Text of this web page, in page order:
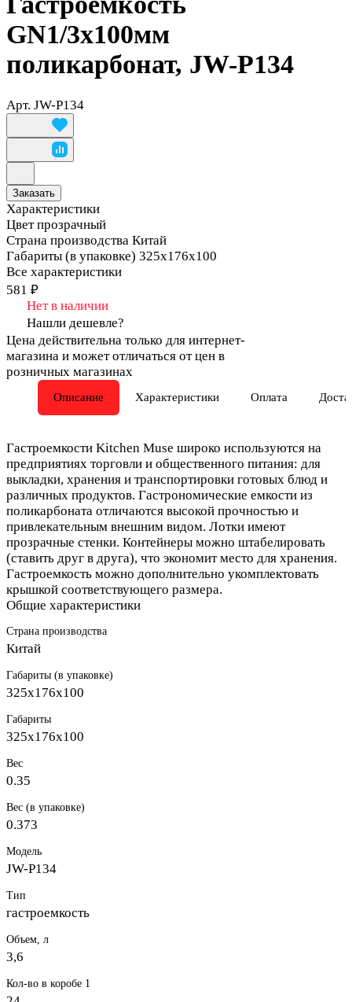
GN1/3х100мм
поликарбонат, JW-P134
Арт. JW-P134
Заказать
Характеристики
Цвет прозрачный
Страна производства Китай
Габариты (в упаковке) 325х176х100
Все характеристики
581 ₽
Нет в наличии
Нашли дешевле?
Цена действительна только для интернет-
магазина и может отличаться от цен в
розничных магазинах
Описание Характеристики Оплата
Гастроемкости Kitchen Muse широко используются на
предприятиях торговли и общественного питания: для
выкладки, хранения и транспортировки готовых блюд и
различных продуктов. Гастрономические емкости из
поликарбоната отличаются высокой прочностью и
привлекательным внешним видом. Лотки имеют
прозрачные стенки. Контейнеры можно штабелировать
(ставить друг в друга), что экономит место для хранения.
Гастроемкость можно дополнительно укомплектовать
крышкой соответствующего размера.
Общие характеристики
Страна производства
Китай
Габариты (в упаковке)
325х176х100
Габариты
325х176х100
Вес
0.35
Вес (в упаковке)
0.373
Модель
JW-P134
Тип
гастроемкость
Объем, л
3,6
Кол-во в коробе 1